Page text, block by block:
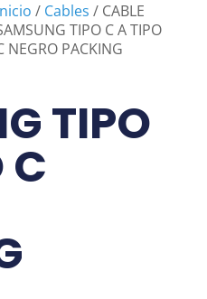
/ Cables / CABLE
TIPO C A TIPO
NEGRO PACKING
TIPO
C
tu
estás